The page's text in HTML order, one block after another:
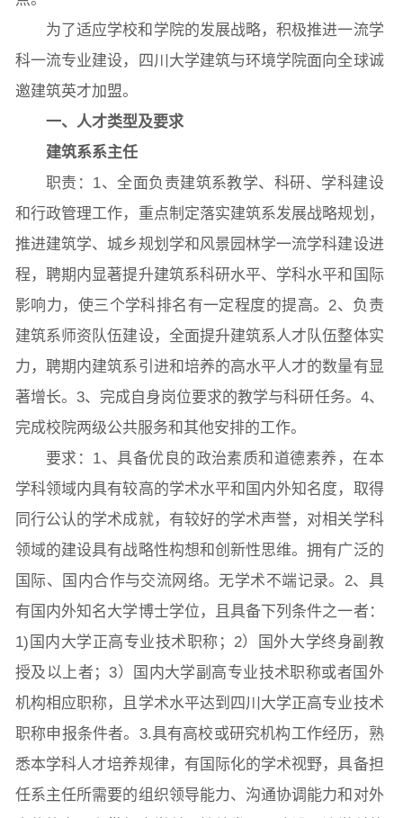
常用办公电话 办事流程 材料下载
为了适应学校和学院的发展战略，积极推进一流学
科一流专业建设，四川大学建筑与环境学院面向全球诚
邀建筑英才加盟。
一、人才类型及要求
建筑系系主任
职责：1、全面负责建筑系教学、科研、学科建设
和行政管理工作，重点制定落实建筑系发展战略规划，
推进建筑学、城乡规划学和风景园林学一流学科建设进
程，聘期内显著提升建筑系科研水平、学科水平和国际
影响力，使三个学科排名有一定程度的提高。2、负责
建筑系师资队伍建设，全面提升建筑系人才队伍整体实
力，聘期内建筑系引进和培养的高水平人才的数量有显
著增长。3、完成自身岗位要求的教学与科研任务。4、
完成校院两级公共服务和其他安排的工作。
要求：1、具备优良的政治素质和道德素养，在本
学科领域内具有较高的学术水平和国内外知名度，取得
同行公认的学术成就，有较好的学术声誉，对相关学科
领域的建设具有战略性构想和创新性思维。拥有广泛的
国际、国内合作与交流网络。无学术不端记录。2、具
有国内外知名大学博士学位，且具备下列条件之一者：
1)国内大学正高专业技术职称；2）国外大学终身副教
授及以上者；3）国内大学副高专业技术职称或者国外
机构相应职称，且学术水平达到四川大学正高专业技术
职称申报条件者。3.具有高校或研究机构工作经历，熟
悉本学科人才培养规律，有国际化的学术视野，具备担
任系主任所需要的组织领导能力、沟通协调能力和对外